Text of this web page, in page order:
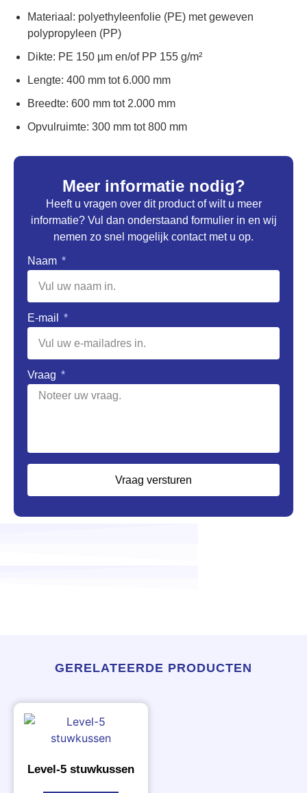
Meer informatie nodig?
Heeft u vragen over dit product of wilt u meer
informatie? Vul dan onderstaand formulier in en wij
nemen zo snel mogelijk contact met u op.
Naam
E-mail
Vraag
Vraag versturen
Materiaal: polyethyleenfolie (PE) met geweven
polypropyleen (PP)
Dikte: PE 150 µm en/of PP 155 g/m²
Lengte: 400 mm tot 6.000 mm
Breedte: 600 mm tot 2.000 mm
Opvulruimte: 300 mm tot 800 mm
GERELATEERDE PRODUCTEN
Level-5 stuwkussen